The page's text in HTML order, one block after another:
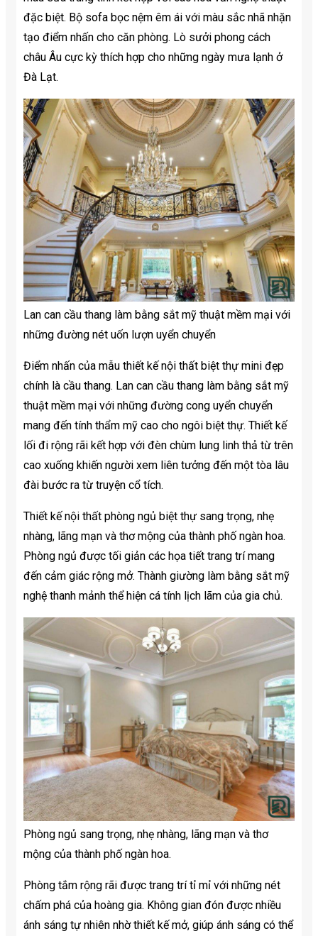
đặc biệt. Bộ sofa bọc nệm êm ái với màu sắc nhã nhặn
tạo điểm nhấn cho căn phòng. Lò sưởi phong cách
châu Âu cực kỳ thích hợp cho những ngày mưa lạnh ở
Đà Lạt.
Lan can cầu thang làm bằng sắt mỹ thuật mềm mại với
những đường nét uốn lượn uyển chuyển
Điểm nhấn của mẫu thiết kế nội thất biệt thự mini đẹp
chính là cầu thang. Lan can cầu thang làm bằng sắt mỹ
thuật mềm mại với những đường cong uyển chuyển
mang đến tính thẩm mỹ cao cho ngôi biệt thự. Thiết kế
lối đi rộng rãi kết hợp với đèn chùm lung linh thả từ trên
cao xuống khiến người xem liên tưởng đến một tòa lâu
đài bước ra từ truyện cổ tích.
Thiết kế nội thất phòng ngủ biệt thự sang trọng, nhẹ
nhàng, lãng mạn và thơ mộng của thành phố ngàn hoa.
Phòng ngủ được tối giản các họa tiết trang trí mang
đến cảm giác rộng mở. Thành giường làm bằng sắt mỹ
nghệ thanh mảnh thể hiện cá tính lịch lãm của gia chủ.
Phòng ngủ sang trọng, nhẹ nhàng, lãng mạn và thơ
mộng của thành phố ngàn hoa.
Phòng tắm rộng rãi được trang trí tỉ mỉ với những nét
chấm phá của hoàng gia. Không gian đón được nhiều
ánh sáng tự nhiên nhờ thiết kế mở, giúp ánh sáng có thể